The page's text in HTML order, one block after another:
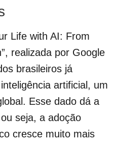
Life with AI: From
realizada por Google
brasileiros já
artificial, um
Esse dado dá a
seja, a adoção
cresce muito mais